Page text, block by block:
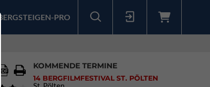
BERGSTEIGEN-PRO
KOMMENDE TERMINE
14 BERGFILMFESTIVAL ST. PÖLTEN